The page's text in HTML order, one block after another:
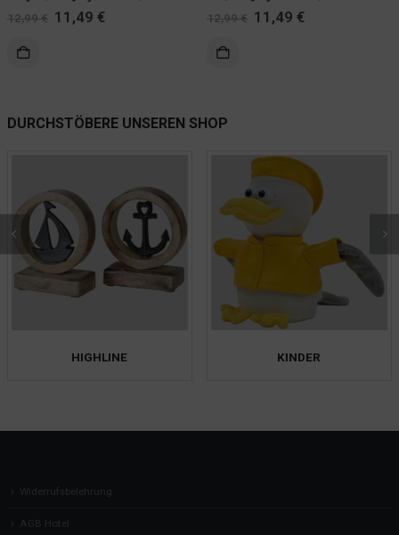
12,99€ Ursprünglicher
Preis
11,49 €Aktueller
12,99€ Ursprünglicher
Preis
11,49 €Aktueller
IN DEN WARENKORB
DURCHSTÖBERE UNSEREN SHOP
HIGHLINE KINDER
Widerrufsbelehrung
AGB Hotel